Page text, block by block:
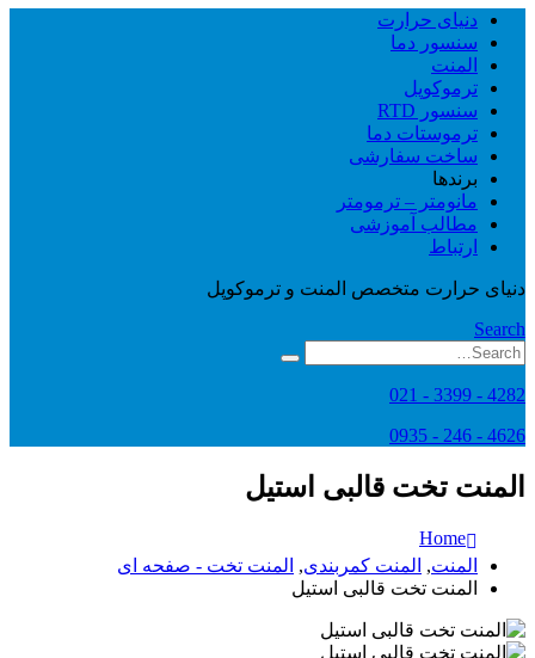
دنیای حرارت
سنسور دما
المنت
ترموکوپل
سنسور RTD
ترموستات دما
ساخت سفارشی
برندها
مانومتر – ترمومتر
مطالب آموزشی
ارتباط
دنیای حرارت متخصص المنت و ترموکوپل
Search
4282 - 3399 - 021
4626 - 246 - 0935
المنت تخت قالبی استیل
Home
المنت, المنت کمربندی, المنت تخت - صفحه ای
المنت تخت قالبی استیل